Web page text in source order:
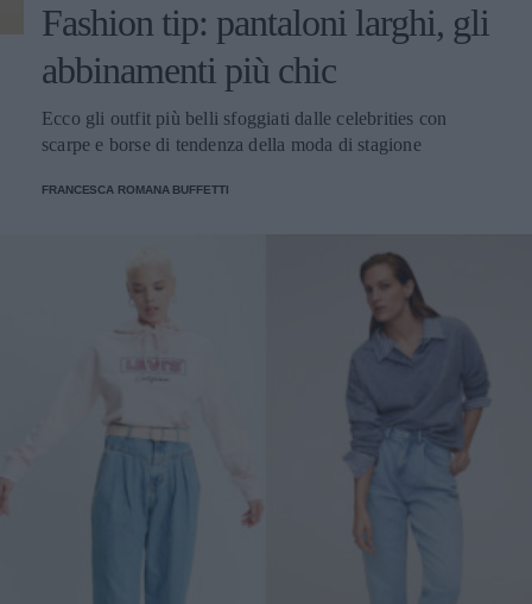
Fashion tip: pantaloni larghi, gli
abbinamenti più chic
Ecco gli outfit più belli sfoggiati dalle celebrities con
scarpe e borse di tendenza della moda di stagione
FRANCESCA ROMANA BUFFETTI